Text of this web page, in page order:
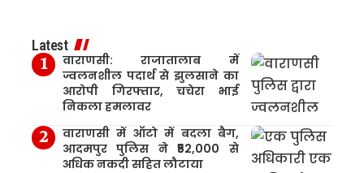
Latest
वाराणसी: राजातालाब में
ज्वलनशील पदार्थ से झुलसाने का
आरोपी गिरफ्तार, चचेरा भाई
निकला हमलावर
वाराणसी में ऑटो में बदला बैग,
आदमपुर पुलिस ने ₹52,000 से
अधिक नकदी सहित लौटाया